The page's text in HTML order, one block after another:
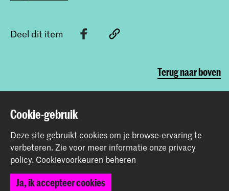
Deel dit item
Terug naar boven
Contact
Spuiplein 150
2511 DG Den Haag
+31 70 315 15 15
info@koncon.nl
Cookie-gebruik
Deze site gebruikt cookies om je browse-ervaring te
verbeteren. Zie voor meer informatie onze privacy
policy. Cookievoorkeuren beheren
Ja, ik accepteer cookies